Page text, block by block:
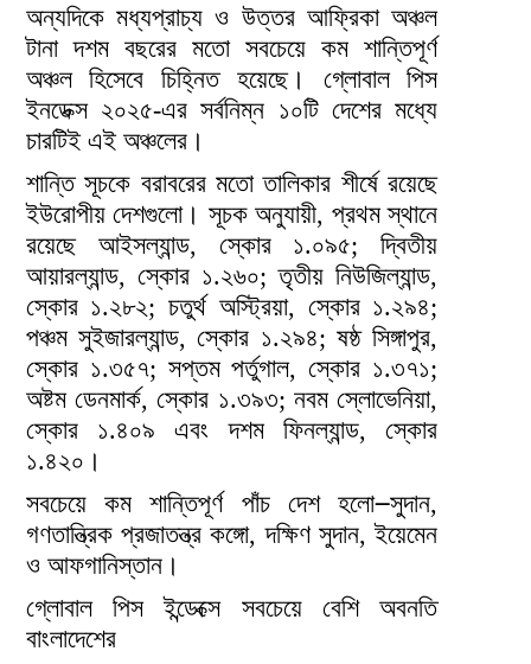
অন্যদিকে মধ্যপ্রাচ্য ও উত্তর আফ্রিকা অঞ্চল
টানা দশম বছরের মতো সবচেয়ে কম শান্তিপূর্ণ
অঞ্চল হিসেবে চিহ্নিত হয়েছে। গ্লোবাল পিস
ইনডেক্স ২০২৫-এর সর্বনিম্ন ১০টি দেশের মধ্যে
চারটিই এই অঞ্চলের।
শান্তি সূচকে বরাবরের মতো তালিকার শীর্ষে রয়েছে
ইউরোপীয় দেশগুলো। সূচক অনুযায়ী, প্রথম স্থানে
রয়েছে আইসল্যান্ড, স্কোর ১.০৯৫; দ্বিতীয়
আয়ারল্যান্ড, স্কোর ১.২৬০; তৃতীয় নিউজিল্যান্ড,
স্কোর ১.২৮২; চতুর্থ অস্ট্রিয়া, স্কোর ১.২৯৪;
পঞ্চম সুইজারল্যান্ড, স্কোর ১.২৯৪; ষষ্ঠ সিঙ্গাপুর,
স্কোর ১.৩৫৭; সপ্তম পর্তুগাল, স্কোর ১.৩৭১;
অষ্টম ডেনমার্ক, স্কোর ১.৩৯৩; নবম স্লোভেনিয়া,
স্কোর ১.৪০৯ এবং দশম ফিনল্যান্ড, স্কোর
১.৪২০।
সবচেয়ে কম শান্তিপূর্ণ পাঁচ দেশ হলো౼সুদান,
গণতান্ত্রিক প্রজাতন্ত্র কঙ্গো, দক্ষিণ সুদান, ইয়েমেন
ও আফগানিস্তান।
গ্লোবাল পিস ইন্ডেক্সে সবচেয়ে বেশি অবনতি
বাংলাদেশের